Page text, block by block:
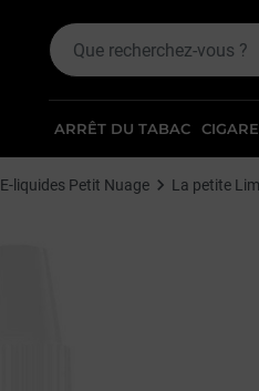
ARRÊT DU TABAC
E-liquides Petit Nuage La petite